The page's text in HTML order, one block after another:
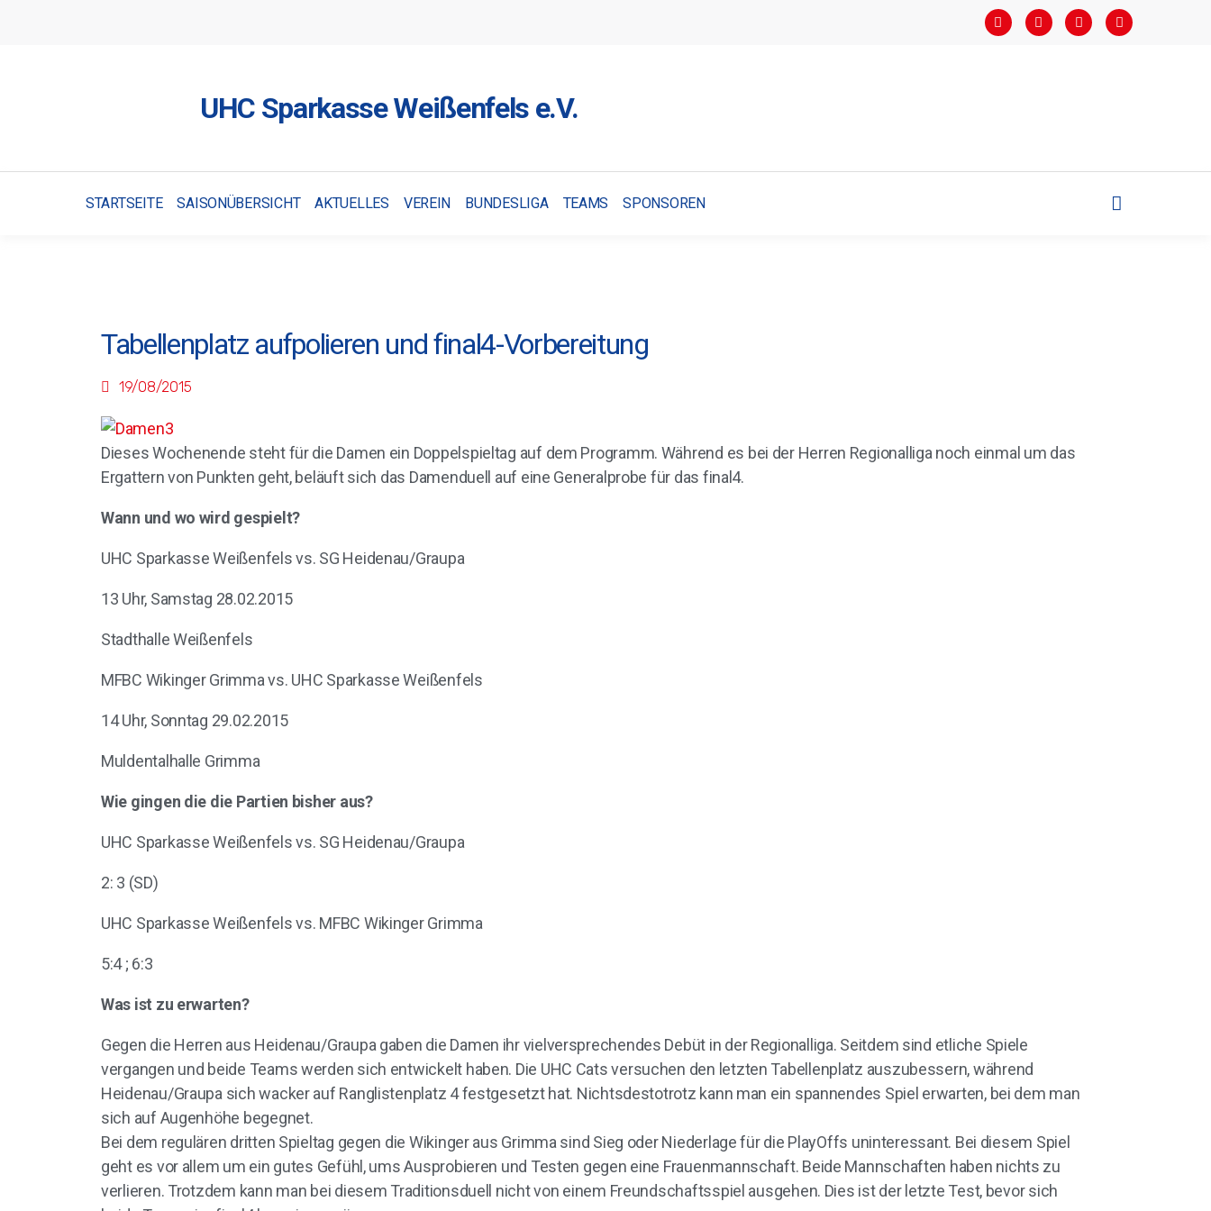
UHC Sparkasse Weißenfels e.V.
STARTSEITE SAISONÜBERSICHT AKTUELLES VEREIN BUNDESLIGA TEAMS SPONSOREN
Tabellenplatz aufpolieren und final4-Vorbereitung
19/08/2015
Dieses Wochenende steht für die Damen ein Doppelspieltag auf dem Programm. Während es bei der Herren Regionalliga noch einmal um das
Ergattern von Punkten geht, beläuft sich das Damenduell auf eine Generalprobe für das final4.
Wann und wo wird gespielt?
UHC Sparkasse Weißenfels vs. SG Heidenau/Graupa
13 Uhr, Samstag 28.02.2015
Stadthalle Weißenfels
MFBC Wikinger Grimma vs. UHC Sparkasse Weißenfels
14 Uhr, Sonntag 29.02.2015
Muldentalhalle Grimma
Wie gingen die die Partien bisher aus?
UHC Sparkasse Weißenfels vs. SG Heidenau/Graupa
2: 3 (SD)
UHC Sparkasse Weißenfels vs. MFBC Wikinger Grimma
5:4 ; 6:3
Was ist zu erwarten?
Gegen die Herren aus Heidenau/Graupa gaben die Damen ihr vielversprechendes Debüt in der Regionalliga. Seitdem sind etliche Spiele
vergangen und beide Teams werden sich entwickelt haben. Die UHC Cats versuchen den letzten Tabellenplatz auszubessern, während
Heidenau/Graupa sich wacker auf Ranglistenplatz 4 festgesetzt hat. Nichtsdestotrotz kann man ein spannendes Spiel erwarten, bei dem man
sich auf Augenhöhe begegnet.
Bei dem regulären dritten Spieltag gegen die Wikinger aus Grimma sind Sieg oder Niederlage für die PlayOffs uninteressant. Bei diesem Spiel
geht es vor allem um ein gutes Gefühl, ums Ausprobieren und Testen gegen eine Frauenmannschaft. Beide Mannschaften haben nichts zu
verlieren. Trotzdem kann man bei diesem Traditionsduell nicht von einem Freundschaftsspiel ausgehen. Dies ist der letzte Test, bevor sich